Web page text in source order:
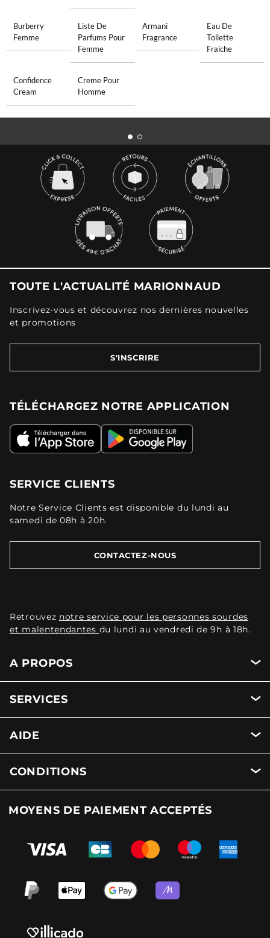
Burberry
Femme
Liste De
Parfums Pour
Femme
Armani
Fragrance
Eau De
Toilette
Fraiche
Confidence
Cream
Creme Pour
Homme
TOUTE L'ACTUALITÉ MARIONNAUD
Inscrivez-vous et découvrez nos dernières nouvelles
et promotions
S'INSCRIRE
TÉLÉCHARGEZ NOTRE APPLICATION
SERVICE CLIENTS
Notre Service Clients est disponible du lundi au
samedi de 08h à 20h.
CONTACTEZ-NOUS
Retrouvez notre service pour les personnes sourdes
et malentendantes du lundi au vendredi de 9h à 18h.
A PROPOS
SERVICES
AIDE
CONDITIONS
MOYENS DE PAIEMENT ACCEPTÉS